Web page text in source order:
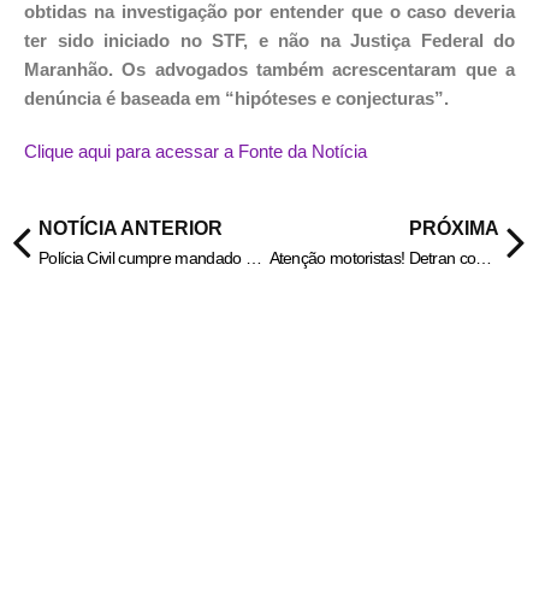
obtidas na investigação por entender que o caso deveria
ter sido iniciado no STF, e não na Justiça Federal do
Maranhão. Os advogados também acrescentaram que a
denúncia é baseada em “hipóteses e conjecturas”.
Clique aqui para acessar a Fonte da Notícia
NOTÍCIA ANTERIOR
Polícia Civil cumpre mandado de busca e apreende arsenal de armas e munições em Pontalina – Policia Civil do Estado de Goiás
PRÓXIMA
Atenção motoristas! Detran cobrará multa por exame toxicológico vencido há mais de 30 dias – Portal Goiás